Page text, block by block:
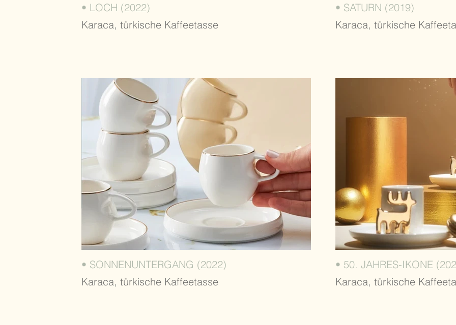
• LOCH (2022)
Karaca, türkische Kaffeetasse
• SATURN (2019)
Karaca, türkische
• SONNENUNTERGANG (2022)
Karaca, türkische Kaffeetasse
• 50. JAHRES-IKONE
Karaca, türkische